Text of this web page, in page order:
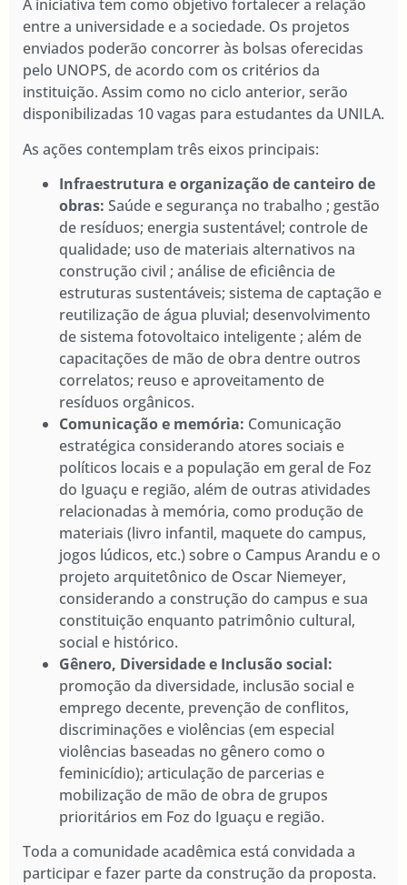
A iniciativa tem como objetivo fortalecer a relação
entre a universidade e a sociedade. Os projetos
enviados poderão concorrer às bolsas oferecidas
pelo UNOPS, de acordo com os critérios da
instituição. Assim como no ciclo anterior, serão
disponibilizadas 10 vagas para estudantes da UNILA.
As ações contemplam três eixos principais:
Infraestrutura e organização de canteiro de
obras: Saúde e segurança no trabalho ; gestão
de resíduos; energia sustentável; controle de
qualidade; uso de materiais alternativos na
construção civil ; análise de eficiência de
estruturas sustentáveis; sistema de captação e
reutilização de água pluvial; desenvolvimento
de sistema fotovoltaico inteligente ; além de
capacitações de mão de obra dentre outros
correlatos; reuso e aproveitamento de
resíduos orgânicos.
Comunicação e memória: Comunicação
estratégica considerando atores sociais e
políticos locais e a população em geral de Foz
do Iguaçu e região, além de outras atividades
relacionadas à memória, como produção de
materiais (livro infantil, maquete do campus,
jogos lúdicos, etc.) sobre o Campus Arandu e o
projeto arquitetônico de Oscar Niemeyer,
considerando a construção do campus e sua
constituição enquanto patrimônio cultural,
social e histórico.
Gênero, Diversidade e Inclusão social:
promoção da diversidade, inclusão social e
emprego decente, prevenção de conflitos,
discriminações e violências (em especial
violências baseadas no gênero como o
feminicídio); articulação de parcerias e
mobilização de mão de obra de grupos
prioritários em Foz do Iguaçu e região.
Toda a comunidade acadêmica está convidada a
participar e fazer parte da construção da proposta.